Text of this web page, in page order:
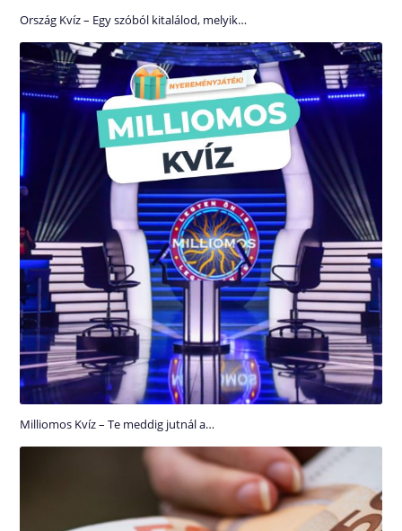
Ország Kvíz – Egy szóból kitalálod, melyik…
Milliomos Kvíz – Te meddig jutnál a…